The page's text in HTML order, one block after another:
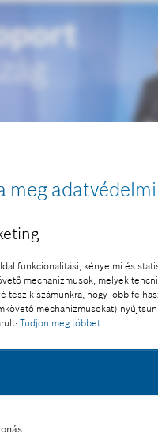
meg
funkcionalitási, kényelmi és
mechanizmusok, melyek
teszik számunkra, hogy jobb
mechanizmusokat)
Tudjon meg többet
Fejlesztési Központ